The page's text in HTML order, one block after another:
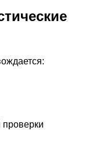
проверки